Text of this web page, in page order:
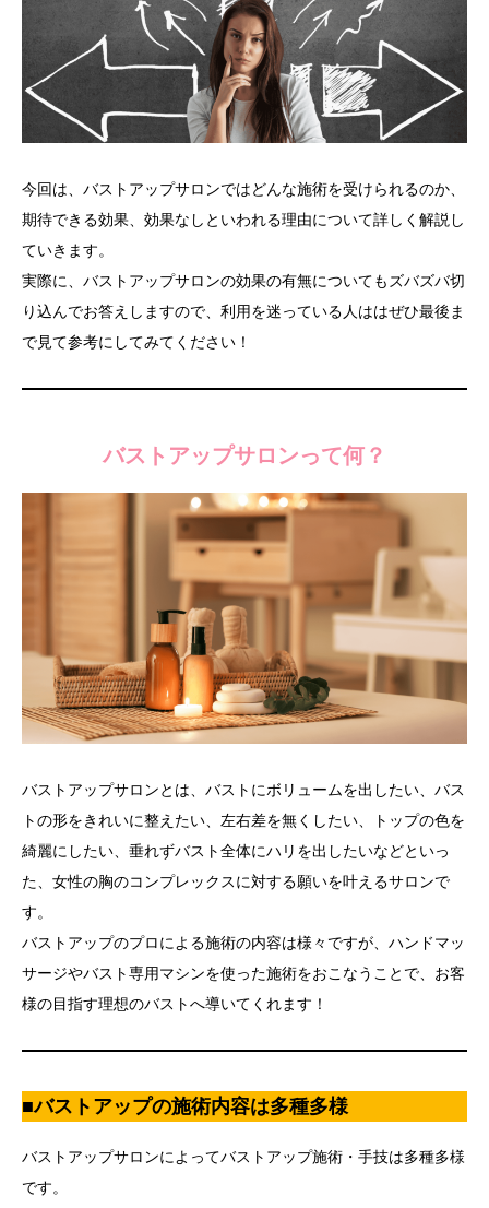
今回は、バストアップサロンではどんな施術を受けられるのか、
期待できる効果、効果なしといわれる理由について詳しく解説し
ていきます。
実際に、バストアップサロンの効果の有無についてもズバズバ切
り込んでお答えしますので、利用を迷っている人ははぜひ最後ま
で見て参考にしてみてください！
バストアップサロンって何？
バストアップサロンとは、バストにボリュームを出したい、バス
トの形をきれいに整えたい、左右差を無くしたい、トップの色を
綺麗にしたい、垂れずバスト全体にハリを出したいなどといっ
た、女性の胸のコンプレックスに対する願いを叶えるサロンで
す。
バストアップのプロによる施術の内容は様々ですが、ハンドマッ
サージやバスト専用マシンを使った施術をおこなうことで、お客
様の目指す理想のバストへ導いてくれます！
■バストアップの施術内容は多種多様
バストアップサロンによってバストアップ施術・手技は多種多様
です。